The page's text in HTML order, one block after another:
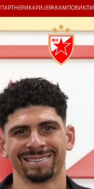
ПАРТНЕРИ КАРИЈЕРА КАМПОВИ